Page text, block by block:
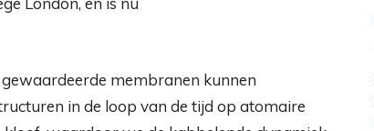
membranen kunnen
in de loop van de tijd op atomaire